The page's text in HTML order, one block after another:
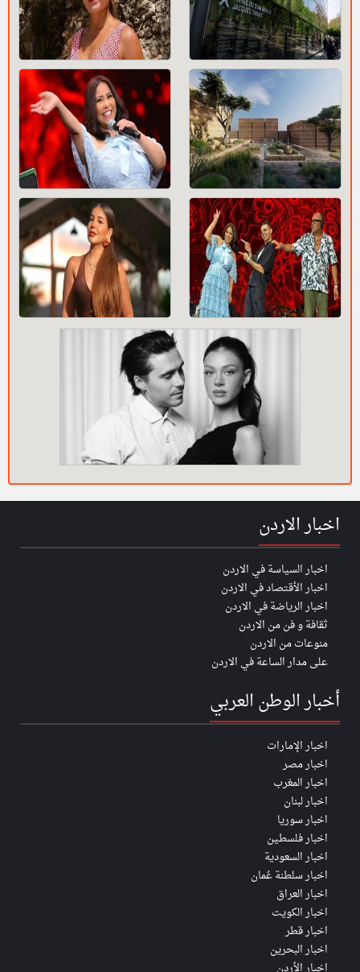
اخبار الاردن
اخبار السياسة في الاردن
اخبار الأقتصاد في الاردن
اخبار الرياضة في الاردن
ثقافة و فن من الاردن
منوعات من الاردن
على مدار الساعة في الاردن
أخبار الوطن العربي
اخبار الإمارات
اخبار مصر
اخبار المغرب
اخبار لبنان
اخبار سوريا
اخبار فلسطين
اخبار السعودية
اخبار سلطنة عُمان
اخبار العراق
اخبار الكويت
اخبار قطر
اخبار البحرين